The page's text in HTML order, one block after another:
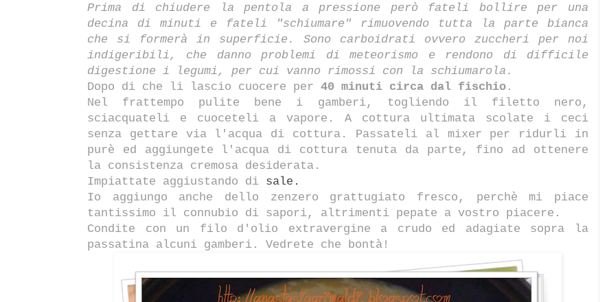
Prima di chiudere la pentola a pressione però fateli bollire per una
decina di minuti e fateli "schiumare" rimuovendo tutta la parte bianca
che si formerà in superficie. Sono carboidrati ovvero zuccheri per noi
indigeribili, che danno problemi di meteorismo e rendono di difficile
digestione i legumi, per cui vanno rimossi con la schiumarola.
Dopo di che li lascio cuocere per 40 minuti circa dal fischio .
Nel frattempo pulite bene i gamberi, togliendo il filetto nero,
sciacquateli e cuoceteli a vapore. A cottura ultimata scolate i ceci
senza gettare via l'acqua di cottura. Passateli al mixer per ridurli in
purè ed aggiungete l'acqua di cottura tenuta da parte, fino ad ottenere
la consistenza cremosa desiderata.
Impiattate aggiustando di sale.
Io aggiungo anche dello zenzero grattugiato fresco, perchè mi piace
tantissimo il connubio di sapori, altrimenti pepate a vostro piacere.
Condite con un filo d'olio extravergine a crudo ed adagiate sopra la
passatina alcuni gamberi. Vedrete che bontà!